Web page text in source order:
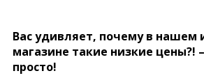
Вас удивляет, почему в нашем
магазине такие низкие цены?!
просто!